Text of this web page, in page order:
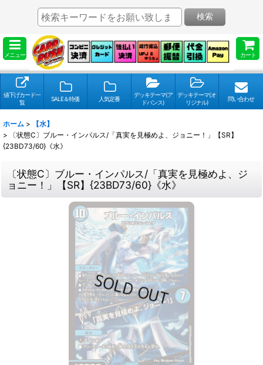
メニュー カート
検索
値下げカード一
覧
SALE＆特価 人気定番
デッキテーマ(ア
ドバンス)
デッキテーマ(オ
リジナル)
問い合わせ
ホーム >
【水】
>
〔状態C〕ブルー・インパルス/「真実を見極めよ、ジョニー！」【SR】
{23BD73/60}《水》
〔状態C〕ブルー・インパルス/「真実を見極めよ、ジ
ョニー！」【SR】{23BD73/60}《水》